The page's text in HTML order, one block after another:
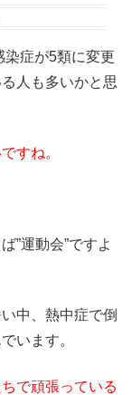
染症が5類に変更
人も多いかと思
すね。
”運動会”ですよ
中、熱中症で倒
います。
で頑張っている